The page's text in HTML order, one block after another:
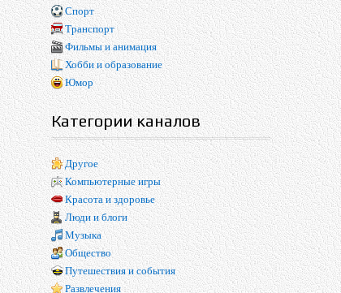
Спорт
Транспорт
Фильмы и анимация
Хобби и образование
Юмор
Категории каналов
Другое
Компьютерные игры
Красота и здоровье
Люди и блоги
Музыка
Общество
Путешествия и события
Развлечения